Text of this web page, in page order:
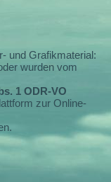
und Grafikmaterial:
wurden vom
1 ODR-VO
zur Online-